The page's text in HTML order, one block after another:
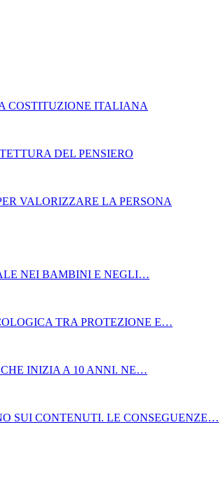
COSTITUZIONE ITALIANA
DEL PENSIERO
VALORIZZARE LA PERSONA
NEI BAMBINI E NEGLI…
TRA PROTEZIONE E…
INIZIA A 10 ANNI. NE…
SUI CONTENUTI. LE CONSEGUENZE…